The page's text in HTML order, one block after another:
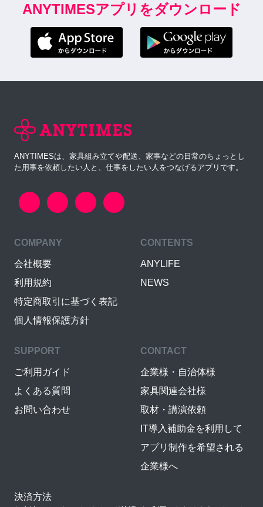
ANYTIMESアプリをダウンロード
ANYTIMESは、家具組み立てや配送、家事などの日常のちょっとし
た用事を依頼したい人と、仕事をしたい人をつなげるアプリです。
COMPANY
会社概要
利用規約
特定商取引に基づく表記
個人情報保護方針
CONTENTS
ANYLIFE
NEWS
SUPPORT
ご利用ガイド
よくある質問
お問い合わせ
CONTACT
企業様・自治体様
家具関連会社様
取材・講演依頼
IT導入補助金を利用して
アプリ制作を希望される
企業様へ
決済方法